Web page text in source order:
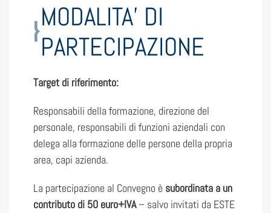
MODALITA’ DI
PARTECIPAZIONE
Target di riferimento:
Responsabili della formazione, direzione del
personale, responsabili di funzioni aziendali con
delega alla formazione delle persone della propria
area, capi azienda.
La partecipazione al Convegno è subordinata a un
contributo di 50 euro+IVA– salvo invitati da ESTE